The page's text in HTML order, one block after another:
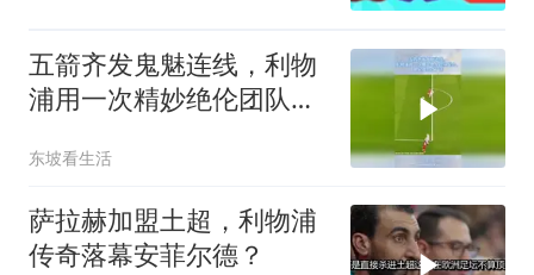
五箭齐发鬼魅连线，利物
浦用一次精妙绝伦团队配
东坡看生活
萨拉赫加盟土超，利物浦
传奇落幕安菲尔德？